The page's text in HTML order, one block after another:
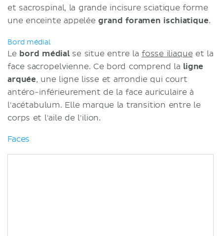
et sacrospinal, la grande incisure sciatique forme
une enceinte appeléegrand foramen ischiatique.
Bord médial
Le bord médialse situe entre la fosse iliaque et la
face sacropelvienne. Ce bord comprend la ligne
arquée, une ligne lisse et arrondie qui court
antéro-inférieurement de la face auriculaire à
l'acétabulum. Elle marque la transition entre le
corps et l'aile de l'ilion.
Faces